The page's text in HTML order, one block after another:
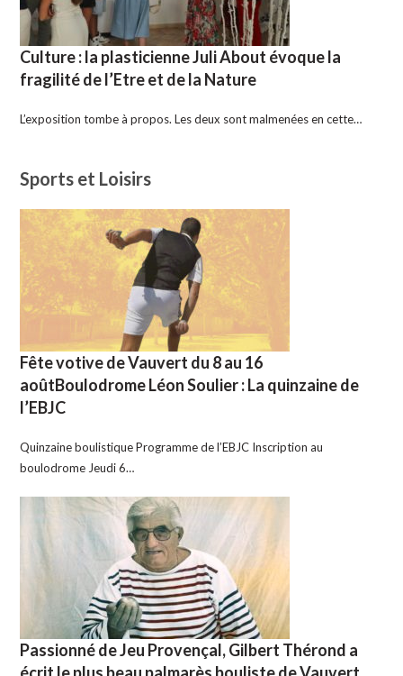
Culture : la plasticienne Juli About évoque la
fragilité de l’Etre et de la Nature
L’exposition tombe à propos. Les deux sont malmenées en cette…
Sports et Loisirs
Fête votive de Vauvert du 8 au 16
aoûtBoulodrome Léon Soulier : La quinzaine de
l’EBJC
Quinzaine boulistique Programme de l’EBJC Inscription au
boulodrome Jeudi 6…
Passionné de Jeu Provençal, Gilbert Thérond a
écrit le plus beau palmarès bouliste de Vauvert